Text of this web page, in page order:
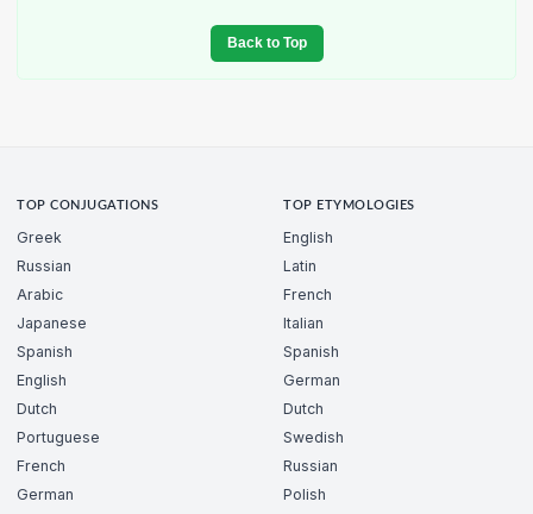
Back to Top
TOP CONJUGATIONS
Greek
Russian
Arabic
Japanese
Spanish
English
Dutch
Portuguese
French
German
TOP ETYMOLOGIES
English
Latin
French
Italian
Spanish
German
Dutch
Swedish
Russian
Polish